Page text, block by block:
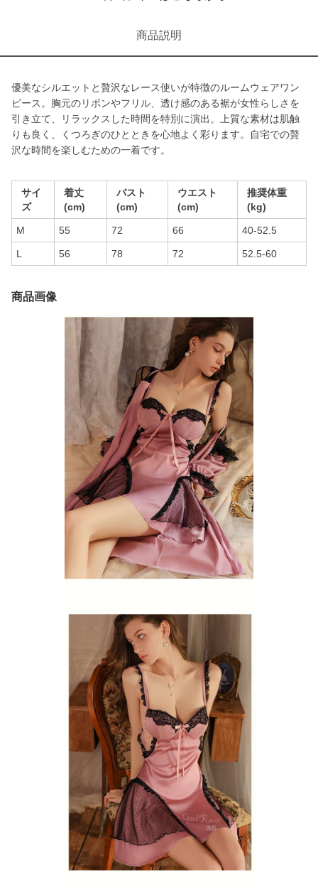
商品説明
優美なシルエットと贅沢なレース使いが特徴のルームウェアワン
ピース。胸元のリボンやフリル、透け感のある裾が女性らしさを
引き立て、リラックスした時間を特別に演出。上質な素材は肌触
りも良く、くつろぎのひとときを心地よく彩ります。自宅での贅
沢な時間を楽しむための一着です。
サイ
ズ
着丈
(cm)
バスト
(cm)
ウエスト
(cm)
推奨体重
(kg)
M 55 72 66 40-52.5
L 56 78 72 52.5-60
商品画像